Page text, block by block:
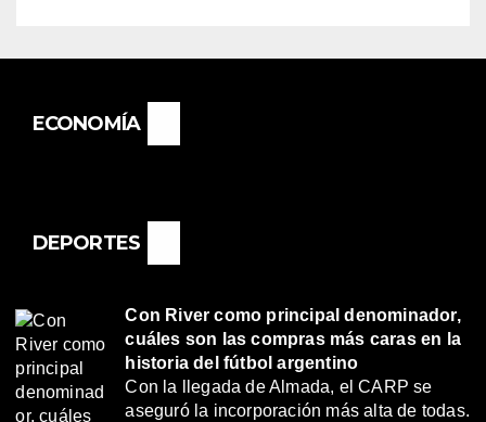
ECONOMÍA
DEPORTES
Con River como principal denominador,
cuáles son las compras más caras en la
historia del fútbol argentino
Con la llegada de Almada, el CARP se
aseguró la incorporación más alta de todas.